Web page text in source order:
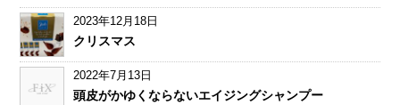
2023年12月18日
クリスマス
2022年7月13日
頭皮がかゆくならないエイジングシャンプー